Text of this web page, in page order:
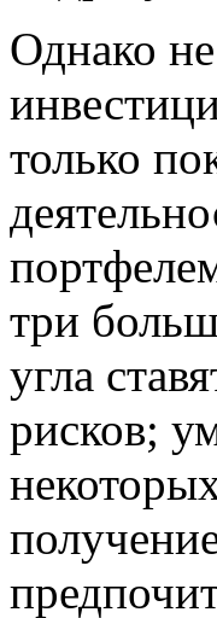
Однако
только
три
угла
рисков;